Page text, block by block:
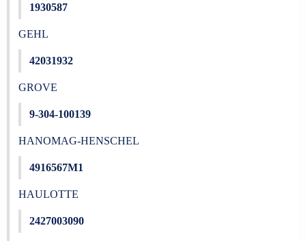
1930587
GEHL
42031932
GROVE
9-304-100139
HANOMAG-HENSCHEL
4916567M1
HAULOTTE
2427003090